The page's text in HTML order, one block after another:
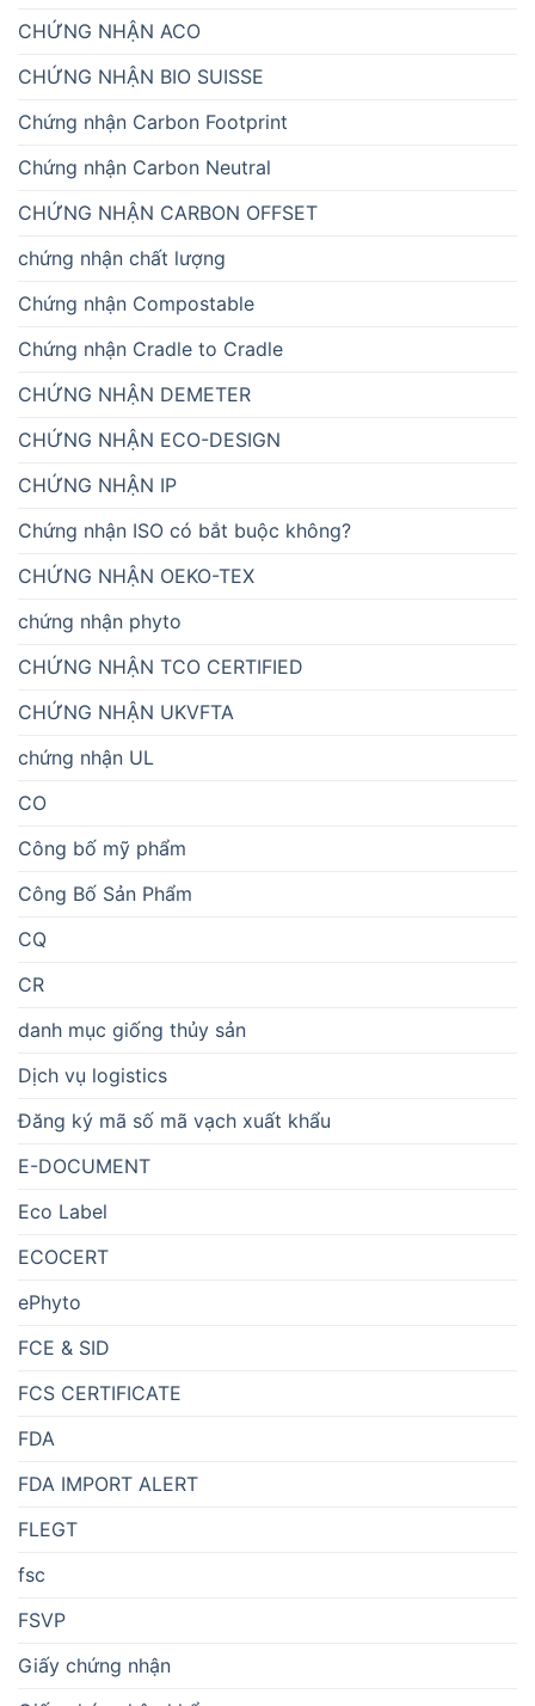
CHỨNG NHẬN ACO
CHỨNG NHẬN BIO SUISSE
Chứng nhận Carbon Footprint
Chứng nhận Carbon Neutral
CHỨNG NHẬN CARBON OFFSET
chứng nhận chất lượng
Chứng nhận Compostable
Chứng nhận Cradle to Cradle
CHỨNG NHẬN DEMETER
CHỨNG NHẬN ECO-DESIGN
CHỨNG NHẬN IP
Chứng nhận ISO có bắt buộc không?
CHỨNG NHẬN OEKO-TEX
chứng nhận phyto
CHỨNG NHẬN TCO CERTIFIED
CHỨNG NHẬN UKVFTA
chứng nhận UL
CO
Công bố mỹ phẩm
Công Bố Sản Phẩm
CQ
CR
danh mục giống thủy sản
Dịch vụ logistics
Đăng ký mã số mã vạch xuất khẩu
E-DOCUMENT
Eco Label
ECOCERT
ePhyto
FCE & SID
FCS CERTIFICATE
FDA
FDA IMPORT ALERT
FLEGT
fsc
FSVP
Giấy chứng nhận